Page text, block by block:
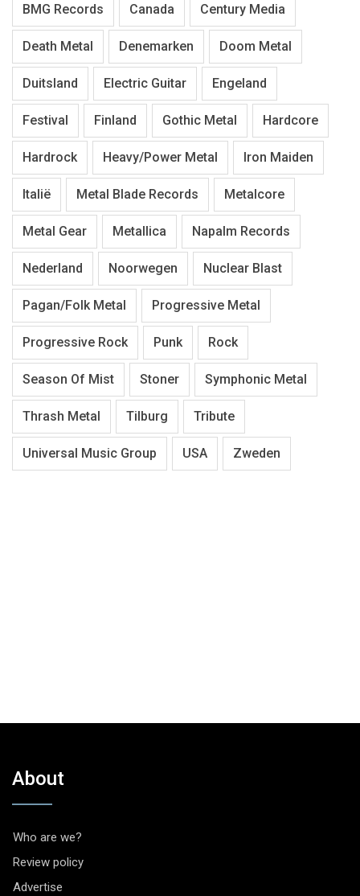
BMG Records Canada Century Media
Death Metal Denemarken Doom Metal
Duitsland Electric Guitar Engeland
Festival Finland Gothic Metal Hardcore
Hardrock Heavy/Power Metal Iron Maiden
Italië Metal Blade Records Metalcore
Metal Gear Metallica Napalm Records
Nederland Noorwegen Nuclear Blast
Pagan/Folk Metal Progressive Metal
Progressive Rock Punk Rock
Season Of Mist Stoner Symphonic Metal
Thrash Metal Tilburg Tribute
Universal Music Group USA Zweden
About
Who are we?
Review policy
Advertise